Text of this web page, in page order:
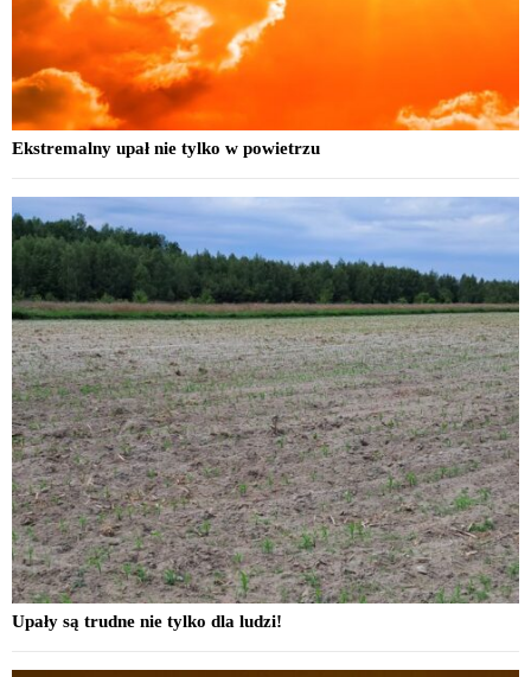
Ekstremalny upał nie tylko w powietrzu
Upały są trudne nie tylko dla ludzi!